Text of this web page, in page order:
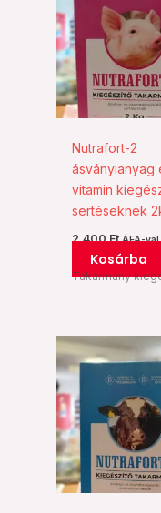
Nutrafort-2
ásványianyag
vitamin
sertéseknek
2.400Ft ÁFA-val
Kosárba
Takarmány